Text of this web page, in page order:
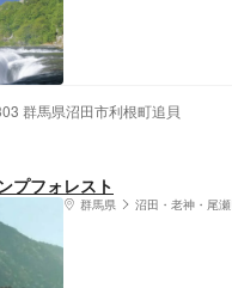
群馬県沼田市利根町追貝
プフォレスト
群馬県 沼田・老神・尾瀬